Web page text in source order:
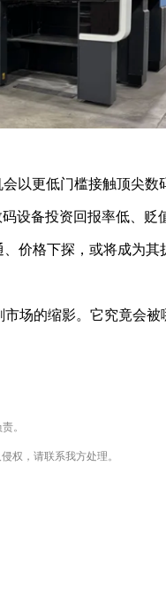
以更低门槛接触顶尖数
设备投资回报率低、贬
价格下探，或将成为
场的缩影。它究竟会
。
权，请联系我方处理。